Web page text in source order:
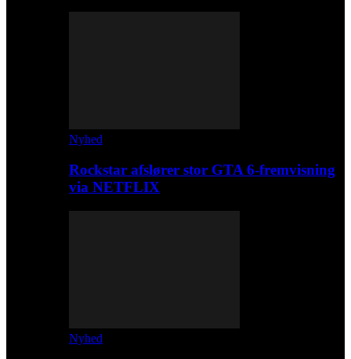
Nyhed
Rockstar afslører stor GTA 6-fremvisning
via NETFLIX
Nyhed